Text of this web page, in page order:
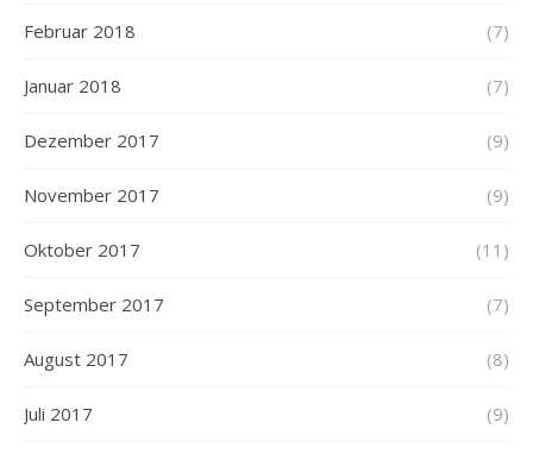
Februar 2018 (7)
Januar 2018 (7)
Dezember 2017 (9)
November 2017 (9)
Oktober 2017 (11)
September 2017 (7)
August 2017 (8)
Juli 2017 (9)